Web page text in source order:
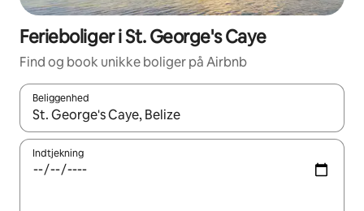
Ferieboliger i St. George's Caye
Find og book unikke boliger på Airbnb
Beliggenhed
Når resultaterne er tilgængelige, skal du navigere med
Indtjekning